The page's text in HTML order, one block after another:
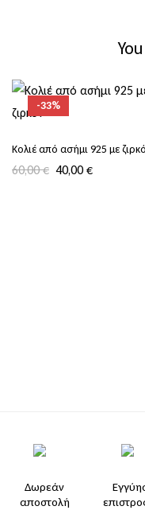
-33%
Κολιέ από ασήμι 925 με
60,00€ 40,00€
Δωρεάν
αποστολή